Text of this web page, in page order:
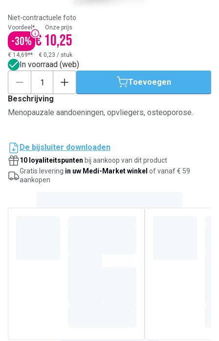
Niet-contractuele foto
Voordeel*
-30%
Onze prijs
€ 10,25
€ 14,69** € 0,23 / stuk
In voorraad (web)
Toevoegen
Beschrijving
Menopauzale aandoeningen, opvliegers, osteoporose.
De bijsluiter downloaden
10 loyaliteitspunten bij aankoop van dit product
Gratis levering in uw Medi-Market winkel of vanaf € 59
aankopen